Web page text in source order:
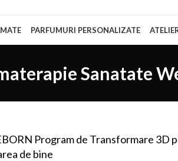
PARFUMURI PERSONALIZATE
Sanatate
Program de Transformare 3D
de bine